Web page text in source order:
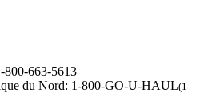
800-663-5613
du Nord: 1-800-GO-U-HAUL(1-